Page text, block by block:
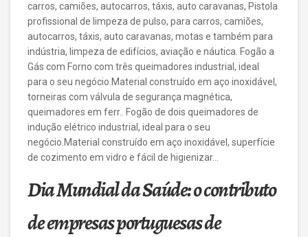
carros, camiões, autocarros, táxis, auto caravanas, Pistola
profissional de limpeza de pulso, para carros, camiões,
autocarros, táxis, auto caravanas, motas e também para
indústria, limpeza de edifícios, aviação e náutica. Fogão a
Gás com Forno com três queimadores industrial, ideal
para o seu negócio.Material construído em aço inoxidável,
torneiras com válvula de segurança magnética,
queimadores em ferr.. Fogão de dois queimadores de
indução elétrico industrial, ideal para o seu
negócio.Material construído em aço inoxidável, superfície
de cozimento em vidro e fácil de higienizar…
Dia Mundial da Saúde: o contributo
de empresas portuguesas de